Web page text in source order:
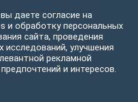
даете согласие на
и обработку персональных
сайта, проведения
исследований, улучшения
рекламной
и интересов.